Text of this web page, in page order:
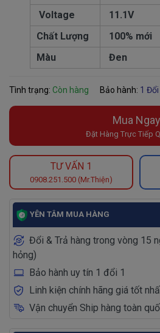
Voltage
11.1V
Chất Lượng
100% mới
Màu
Đen
Tình trạng: Còn hàng Bảo hành: 1 Đổi
Mua Ngay
Đặt Hàng Trực Tiếp
TƯ VẤN 1
0908.251.500 (Mr.Thiện)
YÊN TÂM MUA HÀNG
Đổi & Trả hàng trong vòng 15
hỏng)
Bảo hành uy tín 1 đổi 1
Linh kiện chính hãng giá tốt
Vận chuyển Ship hàng toàn